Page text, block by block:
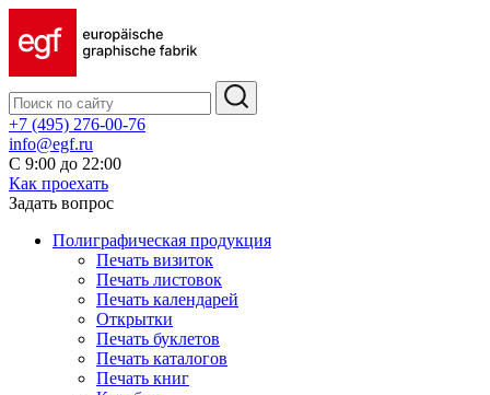
+7 (495) 276-00-76
info@egf.ru
С 9:00 до 22:00
Как проехать
Задать вопрос
Полиграфическая продукция
Печать визиток
Печать листовок
Печать календарей
Открытки
Печать буклетов
Печать каталогов
Печать книг